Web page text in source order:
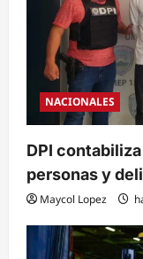
NACIONALES
DPI
personas y
Maycol Lopez